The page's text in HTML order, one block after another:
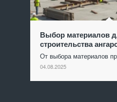
Выбор материалов
строительства
От выбора материалов
04.08.2025